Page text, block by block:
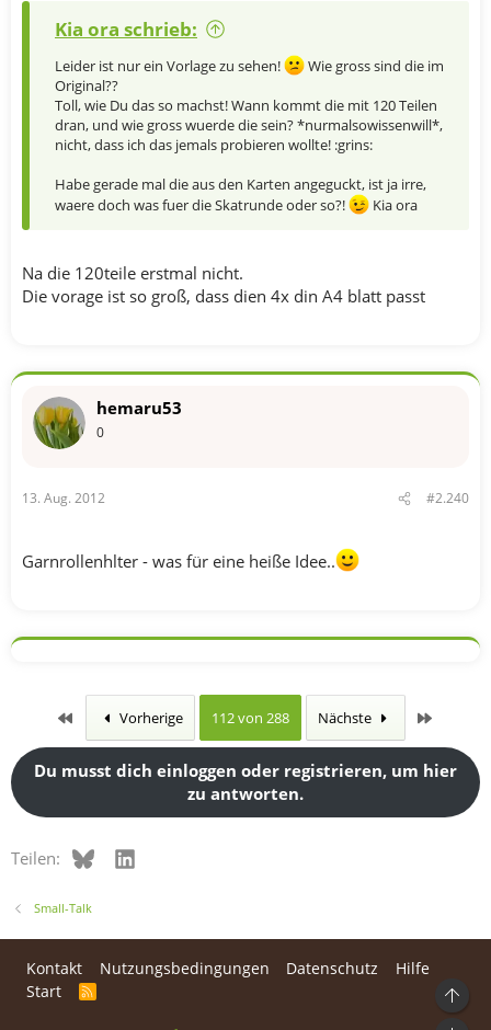
Kia ora schrieb:
Leider ist nur ein Vorlage zu sehen!
Wie gross sind die im
Original??
Toll, wie Du das so machst! Wann kommt die mit 120 Teilen
dran, und wie gross wuerde die sein? *nurmalsowissenwill*,
nicht, dass ich das jemals probieren wollte! :grins:
Habe gerade mal die aus den Karten angeguckt, ist ja irre,
waere doch was fuer die Skatrunde oder so?!
Kia ora
Na die 120teile erstmal nicht.
Die vorage ist so groß, dass dien 4x din A4 blatt passt
hemaru53
0
13. Aug. 2012 #2.240
Garnrollenhlter - was für eine heiße Idee..
Erste Vorherige 112 von 288 Nächste
Du musst dich einloggen oder registrieren, um hier
zu antworten.
Teilen: BlueskyLinkedIn
Small-Talk
Kontakt Nutzungsbedingungen Datenschutz
Hilfe
Start
R